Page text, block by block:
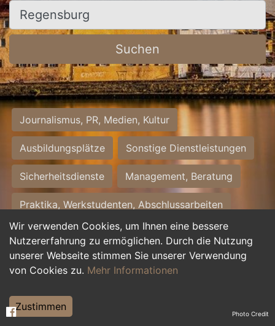
Wir verwenden Cookies, um Ihnen eine bessere
Nutzererfahrung zu ermöglichen. Durch die Nutzung
unserer Webseite stimmen Sie unserer Verwendung
von Cookies zu. Mehr Informationen
Zustimmen
Ort, Stadt
Suchen
Journalismus, PR, Medien, Kultur
Ausbildungsplätze Sonstige Dienstleistungen
Sicherheitsdienste Management, Beratung
Praktika, Werkstudenten, Abschlussarbeiten
Personalwesen Assistenz, Sekretariat
Hilfskräfte, Aushilfs- und Nebenjobs
Weiterbildung, Studium, duale Ausbildung Photo Credit